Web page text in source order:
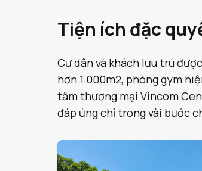
Tiện ích đặc
Cư dân và khách lưu trú
hơn 1.000m2, phòng gym
tâm thương mại Vincom
đáp ứng chỉ trong vài bước